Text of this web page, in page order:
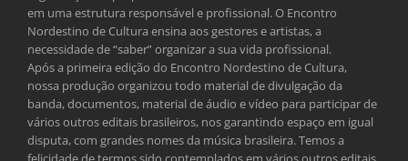
em uma estrutura responsável e profissional. O Encontro
Nordestino de Cultura ensina aos gestores e artistas, a
necessidade de “saber” organizar a sua vida profissional.
Após a primeira edição do Encontro Nordestino de Cultura,
nossa produção organizou todo material de divulgação da
banda, documentos, material de áudio e vídeo para participar de
vários outros editais brasileiros, nos garantindo espaço em igual
disputa, com grandes nomes da música brasileira. Temos a